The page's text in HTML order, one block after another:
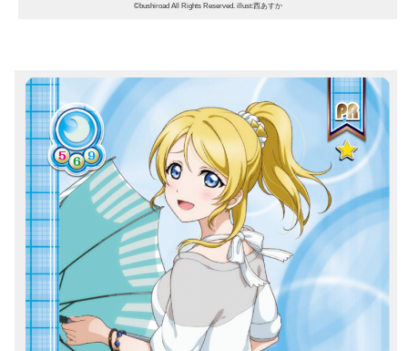
©bushiroad All Rights Reserved. illust:西あすか